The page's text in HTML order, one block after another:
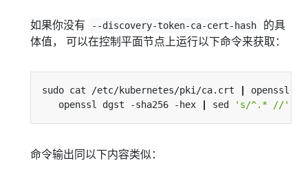
如果你没有 --discovery-token-ca-cert-hash
的具
体值， 可以在控制平面节点上运行以下命令来获取：
sudo cat /etc/kubernetes/pki/ca.crt
openssl
   openssl dgst -sha256 -hex
sed 's/^.* //'
命令输出同以下内容类似：